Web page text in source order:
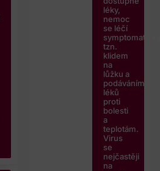
léky,
nemoc
se léčí
tzn.
klidem
na
lůžku a
podáváním
léků
proti
bolesti
a
teplotám.
Virus
se
nejčastěji
na